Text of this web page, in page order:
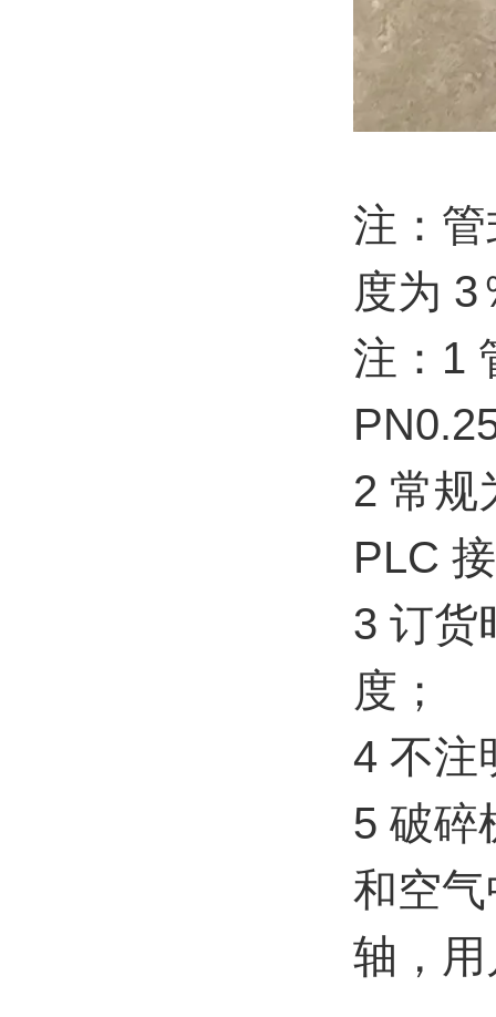
注：
度为 3
注：1
2 常规
PLC
3 订货
度；
4 不注
5 破碎
和空
轴，